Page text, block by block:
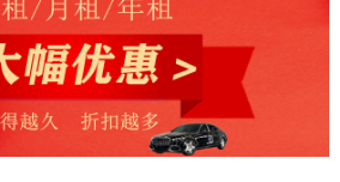
安润租车越野车系列：路虎揽胜、路
虎极光、路虎卫士、路虎发现、陆
巡、霸道、坦克300、路虎揽胜、路
虎卫士、奔驰g等.